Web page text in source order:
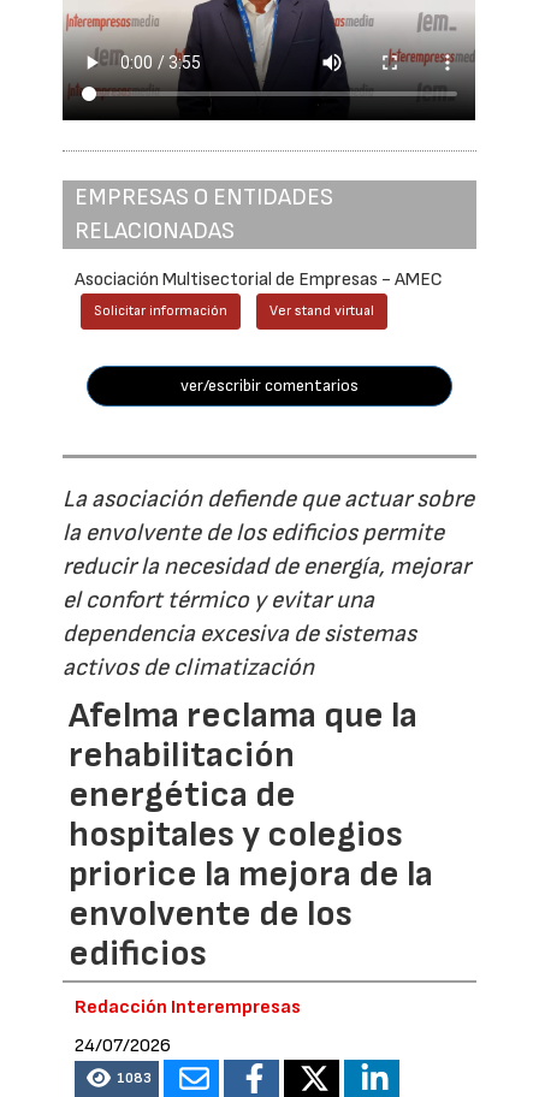
EMPRESAS O ENTIDADES
RELACIONADAS
Asociación Multisectorial de Empresas - AMEC
Solicitar información Ver stand virtual
ver/escribir comentarios
La asociación defiende que actuar sobre
la envolvente de los edificios permite
reducir la necesidad de energía, mejorar
el confort térmico y evitar una
dependencia excesiva de sistemas
activos de climatización
Afelma reclama que la
rehabilitación
energética de
hospitales y colegios
priorice la mejora de la
envolvente de los
edificios
Redacción Interempresas
24/07/2026
1083